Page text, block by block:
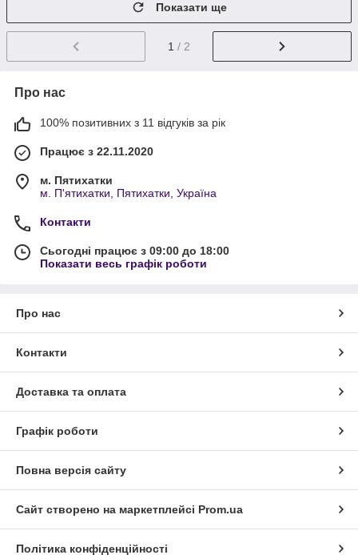
Показати ще
1 / 2
Про нас
100% позитивних з 11 відгуків за рік
Працює з 22.11.2020
м. Пятихатки
м. П'ятихатки, Пятихатки, Україна
Контакти
Сьогодні працює з 09:00 до 18:00
Показати весь графік роботи
Про нас
Контакти
Доставка та оплата
Графік роботи
Повна версія сайту
Сайт створено на маркетплейсі Prom.ua
Політика конфіденційності